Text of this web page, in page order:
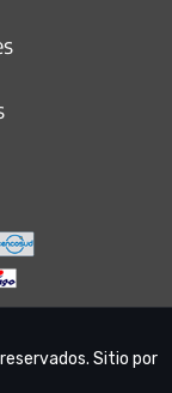
Sitio por